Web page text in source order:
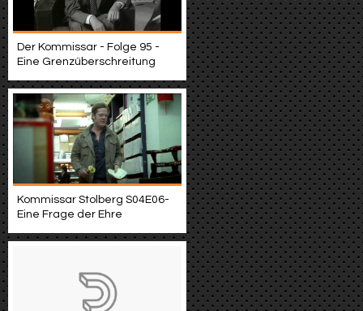
Der Kommissar - Folge 95 -
Eine Grenzüberschreitung
Kommissar Stolberg S04E06-
Eine Frage der Ehre